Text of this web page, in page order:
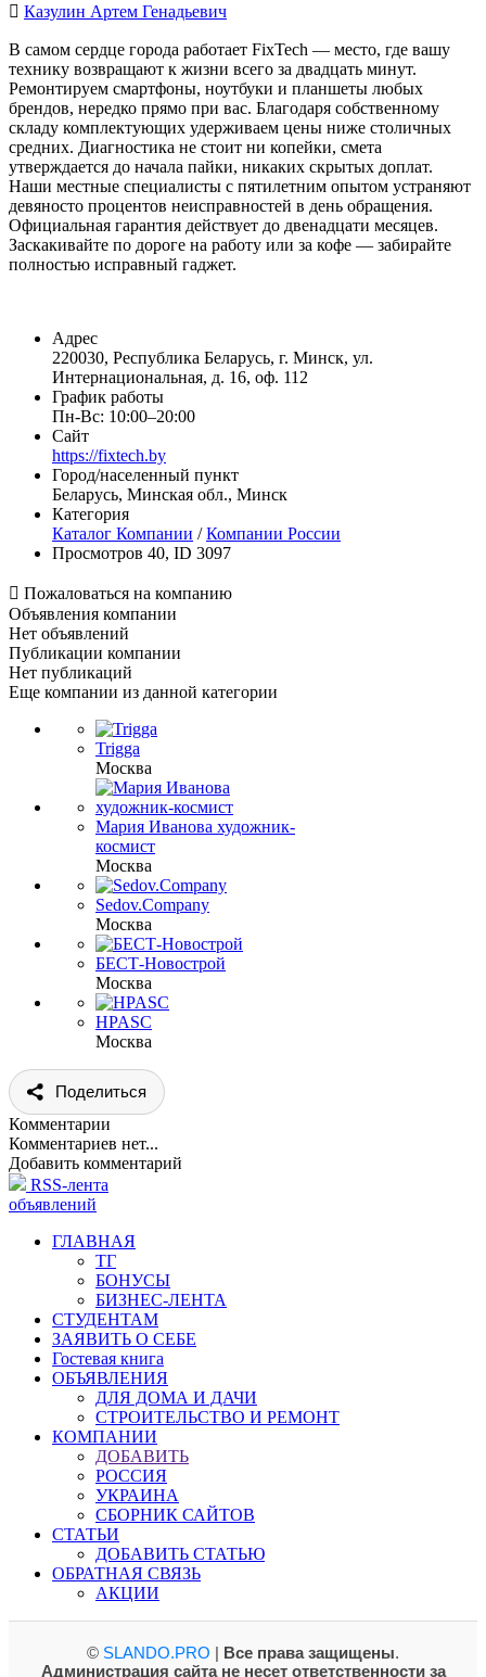
 Казулин Артем Генадьевич
В самом сердце города работает FixTech — место, где вашу
технику возвращают к жизни всего за двадцать минут.
Ремонтируем смартфоны, ноутбуки и планшеты любых
брендов, нередко прямо при вас. Благодаря собственному
складу комплектующих удерживаем цены ниже столичных
средних. Диагностика не стоит ни копейки, смета
утверждается до начала пайки, никаких скрытых доплат.
Наши местные специалисты с пятилетним опытом устраняют
девяносто процентов неисправностей в день обращения.
Официальная гарантия действует до двенадцати месяцев.
Заскакивайте по дороге на работу или за кофе — забирайте
полностью исправный гаджет.
Адрес
​220030, Республика Беларусь, г. Минск, ул.
Интернациональная, д. 16, оф. 112
График работы
Пн-Вс: 10:00–20:00
Сайт
https://fixtech.by
Город/населенный пункт
Беларусь, Минская обл., Минск
Категория
Каталог Компании /Компании России
Просмотров 40, ID 3097
 Пожаловаться на компанию
Объявления компании
Нет объявлений
Публикации компании
Нет публикаций
Еще компании из данной категории
Trigga
Москва
Мария Иванова художник-
космист
Москва
Sedov.Company
Москва
БЕСТ-Новострой
Москва
HPASC
Москва
Поделиться
Комментарии
Комментариев нет...
Добавить комментарий
RSS-лента
объявлений
ГЛАВНАЯ
ТГ
БОНУСЫ
БИЗНЕС-ЛЕНТА
СТУДЕНТАМ
ЗАЯВИТЬ О СЕБЕ
Гостевая книга
ОБЪЯВЛЕНИЯ
ДЛЯ ДОМА И ДАЧИ
СТРОИТЕЛЬСТВО И РЕМОНТ
КОМПАНИИ
ДОБАВИТЬ
РОССИЯ
УКРАИНА
СБОРНИК САЙТОВ
СТАТЬИ
ДОБАВИТЬ СТАТЬЮ
ОБРАТНАЯ СВЯЗЬ
АКЦИИ
© SLANDO.PRO | Все права защищены.
Администрация сайта не несет ответственности за